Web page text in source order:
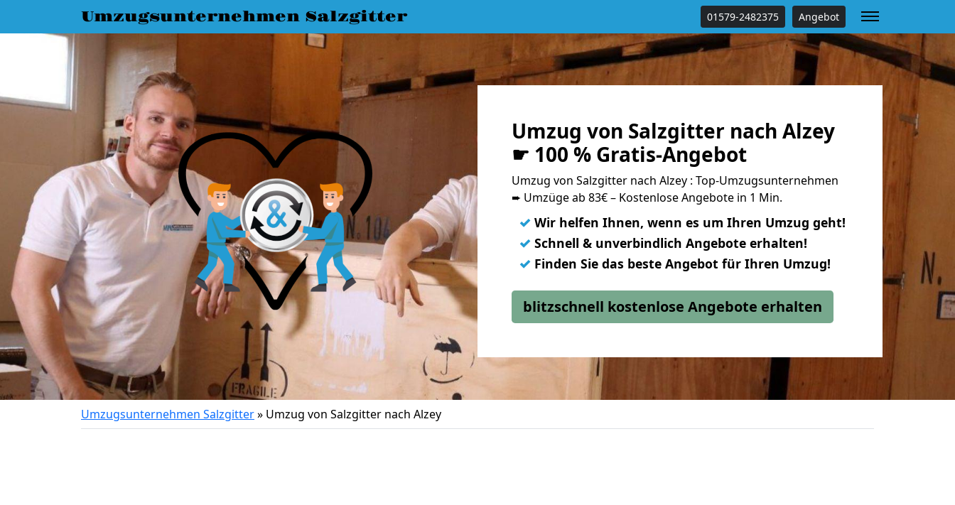
Umzugsunternehmen Salzgitter 01579-2482375 Angebot
Umzug von Salzgitter nach Alzey
☛ 100 % Gratis-Angebot
Umzug von Salzgitter nach Alzey : Top-Umzugsunternehmen
➨ Umzüge ab 83€ – Kostenlose Angebote in 1 Min.
✓ Wir helfen Ihnen, wenn es um Ihren Umzug geht!
✓ Schnell & unverbindlich Angebote erhalten!
✓ Finden Sie das beste Angebot für Ihren Umzug!
blitzschnell kostenlose Angebote erhalten
Umzugsunternehmen Salzgitter» Umzug von Salzgitter nach Alzey